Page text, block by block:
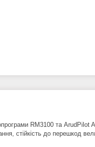
RM3100 та ArudPilot
стійкість до перешкод